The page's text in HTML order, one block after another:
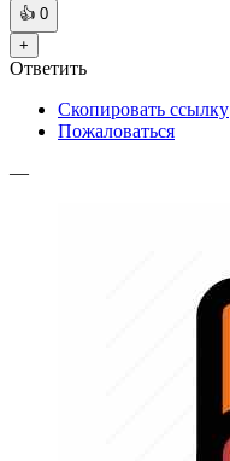
👍 0
+
Ответить
Скопировать ссылку
Пожаловаться
—